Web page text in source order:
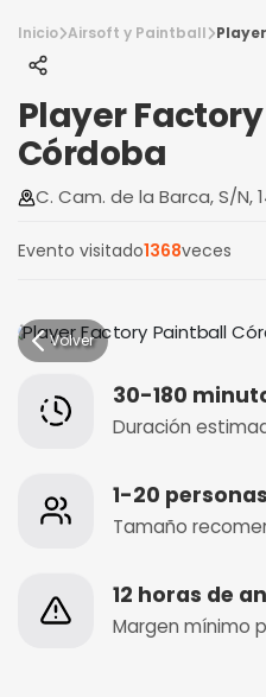
Inicio Airsoft y Paintball
Player
Córdoba
C. Cam. de la Barca, S/N,
Evento visitado1368veces
Volver
30-180
Duración
1-20 personas
Tamaño
12 horas de
Margen mínimo